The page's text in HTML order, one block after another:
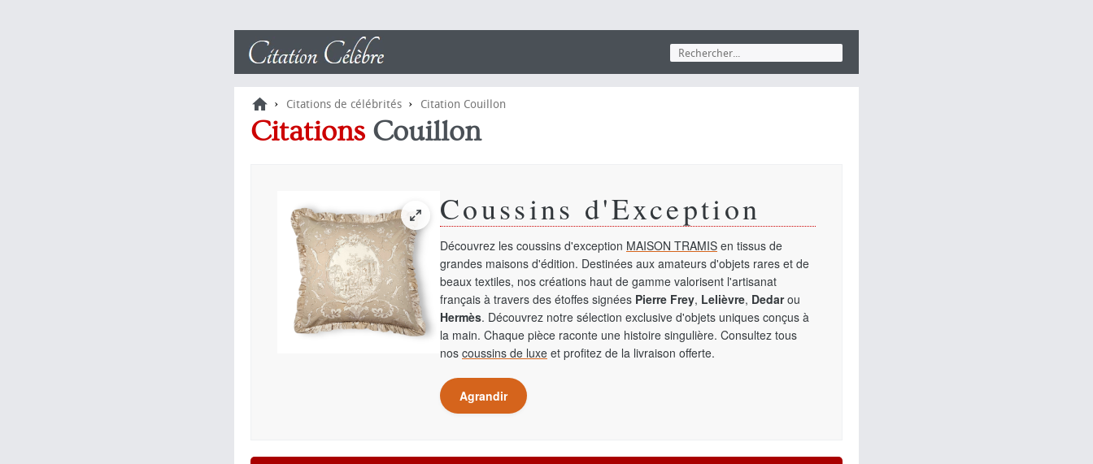
› Citations de célébrités › Citation Couillon
Citations Couillon
Coussins d'Exception
Découvrez les coussins d'exception MAISON TRAMIS en tissus de
grandes maisons d'édition. Destinées aux amateurs d'objets rares et de
beaux textiles, nos créations haut de gamme valorisent l'artisanat
français à travers des étoffes signées Pierre Frey, Lelièvre, Dedarou
Hermès. Découvrez notre sélection exclusive d'objets uniques conçus à
la main. Chaque pièce raconte une histoire singulière. Consultez tous
nos coussins de luxe et profitez de la livraison offerte.
Agrandir